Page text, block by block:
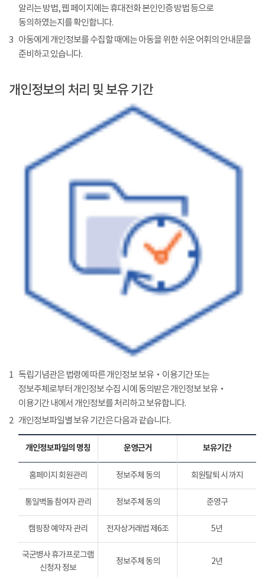
알리는 방법, 웹 페이지에는 휴대전화 본인인증 방법 등으로
동의하였는지를 확인합니다.
3 아동에게 개인정보를 수집할 때에는 아동을 위한 쉬운 어휘의 안내문을
준비하고 있습니다.
개인정보의 처리 및 보유 기간
1 독립기념관은 법령에 따른 개인정보 보유‧이용기간 또는
정보주체로부터 개인정보 수집 시에 동의받은 개인정보 보유‧
이용기간 내에서 개인정보를 처리하고 보유합니다.
2 개인정보파일별 보유 기간은 다음과 같습니다.
개인정보파일의 명칭 운영근거 보유기간
홈페이지 회원관리 정보주체 동의 회원탈퇴 시 까지
통일벽돌 참여자 관리 정보주체 동의 준영구
캠핑장 예약자 관리 전자상거래법 제6조 5년
국군병사 휴가프로그램
신청자 정보
정보주체 동의 2년